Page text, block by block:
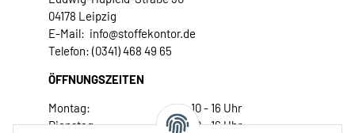
04178 Leipzig
E-Mail: info@stoffekontor.de
Telefon: (0341) 468 49 65
ÖFFNUNGSZEITEN
Montag:
10 - 16 Uhr
Dienstag:
10 - 16 Uhr